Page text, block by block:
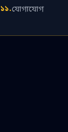
১১.যোগাযোগ